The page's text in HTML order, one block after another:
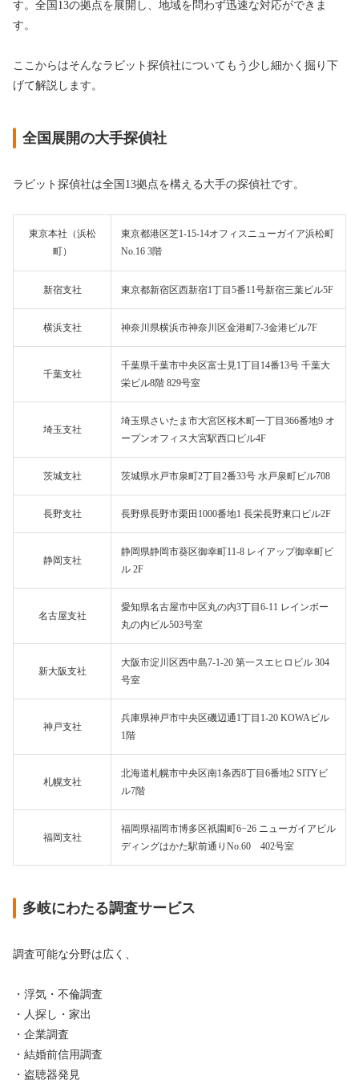
す。全国13の拠点を展開し、地域を問わず迅速な対応ができま
す。
ここからはそんなラビット探偵社についてもう少し細かく掘り下
げて解説します。
全国展開の大手探偵社
ラビット探偵社は全国13拠点を構える大手の探偵社です。
東京本社（浜松
町）
東京都港区芝1-15-14オフィスニューガイア浜松町
No.16 3階
新宿支社 東京都新宿区西新宿1丁目5番11号新宿三葉ビル5F
横浜支社 神奈川県横浜市神奈川区金港町7-3金港ビル7F
千葉支社
千葉県千葉市中央区富士見1丁目14番13号 千葉大
栄ビル8階 829号室
埼玉支社
埼玉県さいたま市大宮区桜木町一丁目366番地9 オ
ープンオフィス大宮駅西口ビル4F
茨城支社 茨城県水戸市泉町2丁目2番33号 水戸泉町ビル708
長野支社 長野県長野市栗田1000番地1 長栄長野東口ビル2F
静岡支社
静岡県静岡市葵区御幸町11-8 レイアップ御幸町ビ
ル 2F
名古屋支社
愛知県名古屋市中区丸の内3丁目6-11 レインボー
丸の内ビル503号室
新大阪支社
大阪市淀川区西中島7-1-20 第一スエヒロビル 304
号室
神戸支社
兵庫県神戸市中央区磯辺通1丁目1-20 KOWAビル
1階
札幌支社
北海道札幌市中央区南1条西8丁目6番地2 SITYビ
ル7階
福岡支社
福岡県福岡市博多区祇園町6−26 ニューガイアビル
ディングはかた駅前通りNo.60 402号室
多岐にわたる調査サービス
調査可能な分野は広く、
・浮気・不倫調査
・人探し・家出
・企業調査
・結婚前信用調査
・盗聴器発見